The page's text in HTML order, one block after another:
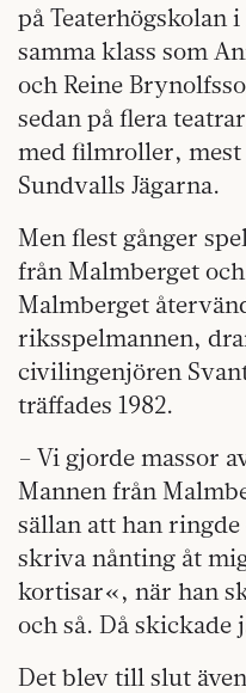
på Teaterhögskolan
samma klass som
och Reine
sedan på flera
med filmroller,
Sundvalls Jägarna.
Men flest gånger
från Malmberget
Malmberget
riksspelmannen,
civilingenjören
träffades 1982.
– Vi gjorde massor
Mannen från
sällan att han
skriva nånting åt
kortisar«, när han
och så. Då skickade
Det blev till slut